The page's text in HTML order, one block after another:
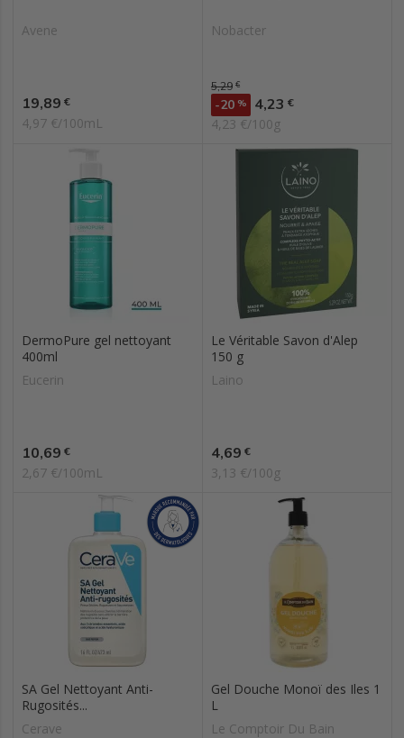
Avene
Prix
19,89 €
4,97 €/100mL
Nobacter
Prix de base
5,29 €
-20 % Prix
4,23 €
4,23 €/100g
DermoPure gel nettoyant
400ml
Eucerin
Prix
10,69 €
2,67 €/100mL
Le Véritable Savon d'Alep
150 g
Laino
Prix
4,69 €
3,13 €/100g
SA Gel Nettoyant Anti-
Rugosités...
Cerave
Gel Douche Monoï des Iles 1
L
Le Comptoir Du Bain